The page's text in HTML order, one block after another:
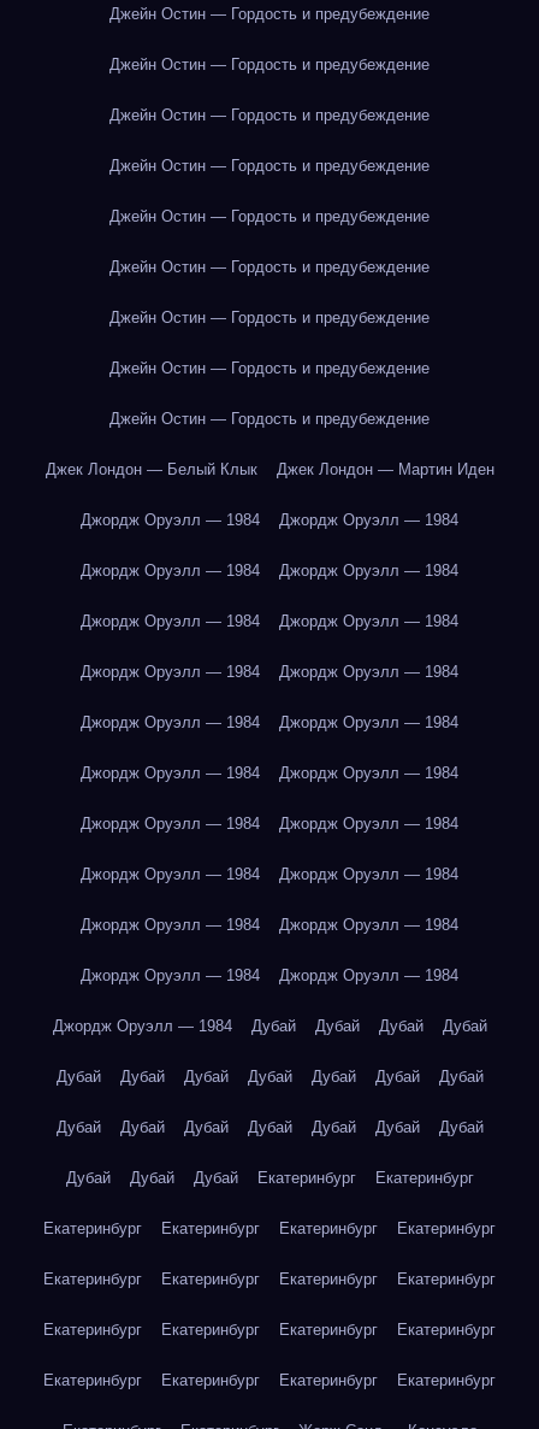
Джейн Остин — Гордость и предубеждение
Джейн Остин — Гордость и предубеждение
Джейн Остин — Гордость и предубеждение
Джейн Остин — Гордость и предубеждение
Джейн Остин — Гордость и предубеждение
Джейн Остин — Гордость и предубеждение
Джейн Остин — Гордость и предубеждение
Джейн Остин — Гордость и предубеждение
Джейн Остин — Гордость и предубеждение
Джек Лондон — Белый Клык Джек Лондон — Мартин Иден
Джордж Оруэлл — 1984 Джордж Оруэлл — 1984
Джордж Оруэлл — 1984 Джордж Оруэлл — 1984
Джордж Оруэлл — 1984 Джордж Оруэлл — 1984
Джордж Оруэлл — 1984 Джордж Оруэлл — 1984
Джордж Оруэлл — 1984 Джордж Оруэлл — 1984
Джордж Оруэлл — 1984 Джордж Оруэлл — 1984
Джордж Оруэлл — 1984 Джордж Оруэлл — 1984
Джордж Оруэлл — 1984 Джордж Оруэлл — 1984
Джордж Оруэлл — 1984 Джордж Оруэлл — 1984
Джордж Оруэлл — 1984 Джордж Оруэлл — 1984
Джордж Оруэлл — 1984 Дубай Дубай Дубай Дубай
Дубай Дубай Дубай Дубай Дубай Дубай Дубай
Дубай Дубай Дубай Дубай Дубай Дубай Дубай
Дубай Дубай Дубай Екатеринбург Екатеринбург
Екатеринбург Екатеринбург Екатеринбург Екатеринбург
Екатеринбург Екатеринбург Екатеринбург Екатеринбург
Екатеринбург Екатеринбург Екатеринбург Екатеринбург
Екатеринбург Екатеринбург Екатеринбург Екатеринбург